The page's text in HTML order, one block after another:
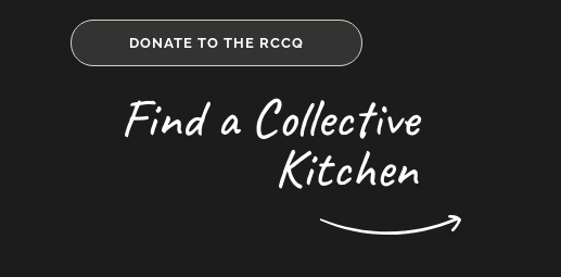
DONATE TO THE RCCQ
Find a Collective
Kitchen